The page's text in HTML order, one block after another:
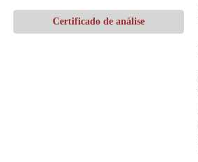
Certificado de análise